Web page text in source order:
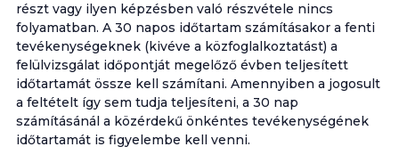
részt vagy ilyen képzésben való részvétele nincs
folyamatban. A 30 napos időtartam számításakor a fenti
tevékenységeknek (kivéve a közfoglalkoztatást) a
felülvizsgálat időpontját megelőző évben teljesített
időtartamát össze kell számítani. Amennyiben a jogosult
a feltételt így sem tudja teljesíteni, a 30 nap
számításánál a közérdekű önkéntes tevékenységének
időtartamát is figyelembe kell venni.